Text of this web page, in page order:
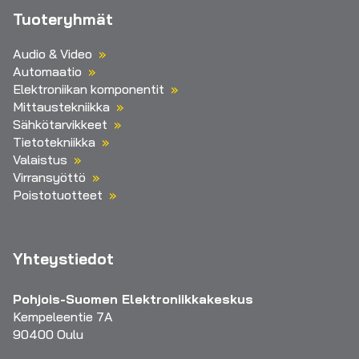
Tuoteryhmät
Audio & Video
Automaatio
Elektroniikan komponentit
Mittaustekniikka
Sähkötarvikkeet
Tietotekniikka
Valaistus
Virransyöttö
Poistotuotteet
Yhteystiedot
Pohjois-Suomen Elektroniikkakeskus
Kempeleentie 7A
90400 Oulu